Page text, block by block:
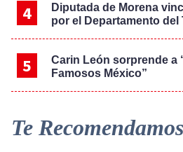
Diputada de Morena
por el Departamento del
Carin León sorprende a
Famosos México”
Te Recomendamos